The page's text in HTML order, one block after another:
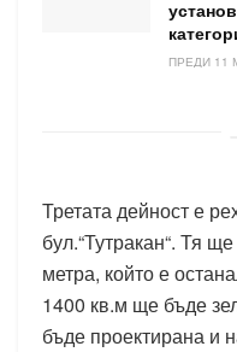
ПРЕДИ 11
Третата дейност е
бул.“Тутракан“. Тя
метра, който е
1400 кв.м ще бъде
бъде проектирана и